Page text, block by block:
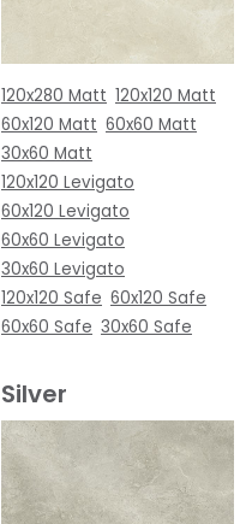
120x280 Matt 120x120 Matt
60x120 Matt 60x60 Matt
30x60 Matt
120x120 Levigato
60x120 Levigato
60x60 Levigato
30x60 Levigato
120x120 Safe 60x120 Safe
60x60 Safe 30x60 Safe
Silver